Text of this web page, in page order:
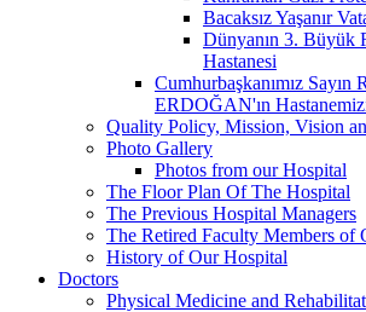
Bacaksız Yaşanır
Dünyanın 3. Büyük
Hastanesi
Cumhurbaşkanımız Sayın
ERDOĞAN'ın
Quality Policy, Mission, Vision
Photo Gallery
Photos from our Hospital
The Floor Plan Of The Hospital
The Previous Hospital Managers
The Retired Faculty Members of
History of Our Hospital
Doctors
Physical Medicine and